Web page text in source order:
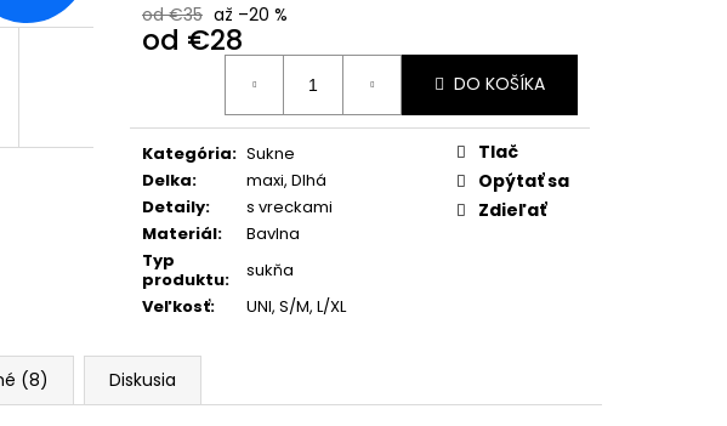
od €35 až –20 %
od €28
Jednotková
DO KOŠÍKA
Kategória: Sukne
Delka:
maxi, Dlhá
Detaily:
s vreckami
Materiál:
Bavlna
Typ
produktu:
sukňa
Veľkosť: UNI, S/M, L/XL
Tlač
Opýtať sa
Zdieľať
(8) Diskusia